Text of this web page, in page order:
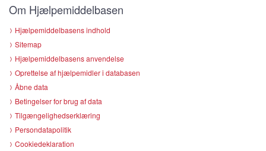
Om Hjælpemiddelbasen
Hjælpemiddelbasens indhold
Sitemap
Hjælpemiddelbasens anvendelse
Oprettelse af hjælpemidler i databasen
Åbne data
Betingelser for brug af data
Tilgængelighedserklæring
Persondatapolitik
Cookiedeklaration